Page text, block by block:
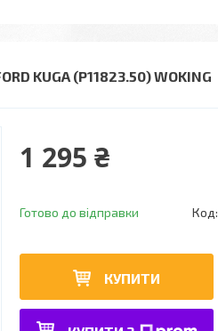
KUGA (P11823.50) WOKING
1 295 ₴
Готово до відправки Код:
КУПИТИ